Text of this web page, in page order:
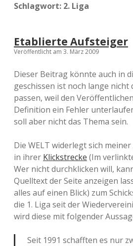
Schlagwort: 2. Liga
Etablierte Aufsteiger
Veröffentlicht am 3. März 2009
Dieser Beitrag könnte auch in
geschissen ist noch lange nicht
passen, weil den
Definition ein Fehler
soll aber nicht das Thema sein.
Die WELT widerlegt sich
in ihrer Klickstrecke (Im
Wer nicht durchklicken will,
Quelltext der Seite anzeigen
alles auf einen Blick) zum
die 1. Liga seit der
wird diese mit folgender
Seit 1991 schafften es nur